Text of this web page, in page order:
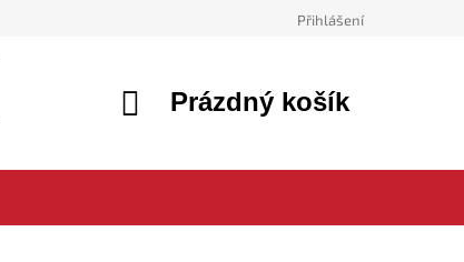
Přihlášení
NÁKUPNÍ
Prázdný košík